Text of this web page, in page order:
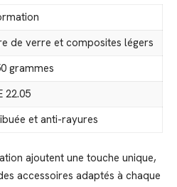
de verre et composites légers
grammes
22.05
et anti-rayures
ajoutent une touche unique,
accessoires adaptés à chaque